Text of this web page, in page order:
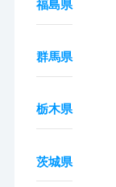
福島県
群馬県
栃木県
茨城県